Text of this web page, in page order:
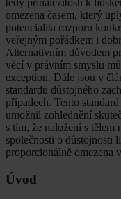
tedy přináležitosti k
omezena časem, který
potencialita rozporu
veřejným pořádkem i
Alternativním důvodem
věcí v právním smyslu
exception. Dále jsou v
standardu důstojného
případech. Tento
umožnil zohlednění
s tím, že naložení s tělem
společnosti o důstojnosti
proporcionálně omezena
Úvod